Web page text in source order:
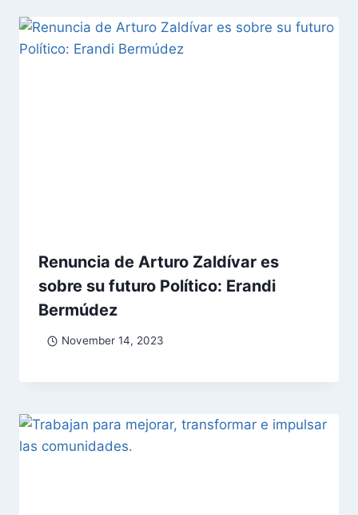
Renuncia de Arturo Zaldívar es
sobre su futuro Político: Erandi
Bermúdez
November 14, 2023